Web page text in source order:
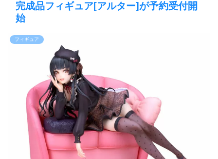
完成品フィギュア[アルター]が予約受付開
始
フィギュア